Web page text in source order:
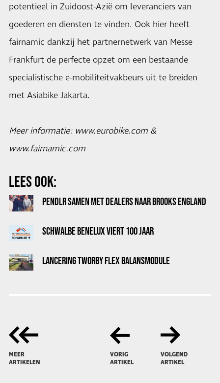
potentieel in Zuidoost-Azië om leveranciers van
goederen en diensten te vinden. Ook hier heeft
fairnamic dankzij het partnernetwerk van Messe
Frankfurt de perfecte opzet om een bestaande
specialistische e-mobiliteitvakbeurs uit te breiden
met Asiabike Jakarta.
Meer informatie: www.eurobike.com &
www.fairnamic.com
LEES OOK:
PENDLR SAMEN MET DEALERS NAAR BROOKS ENGLAND
SCHWALBE BENELUX VIERT 100 JAAR
LANCERING TWORBY FLEX BALANSMODULE
MEER
ARTIKELEN
VORIG
ARTIKEL
VOLGEND
ARTIKEL